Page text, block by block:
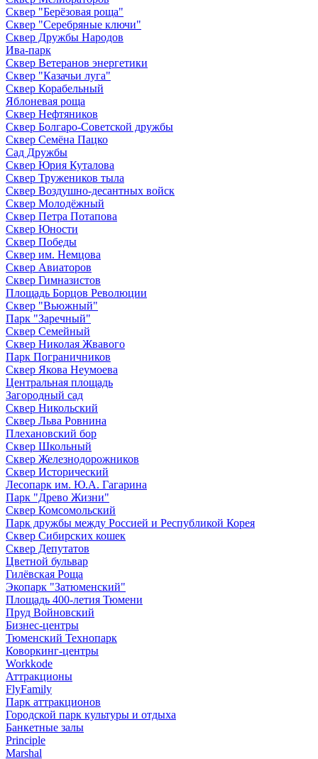
Сквер "Берёзовая роща"
Сквер "Серебряные ключи"
Сквер Дружбы Народов
Ива-парк
Сквер Ветеранов энергетики
Сквер "Казачьи луга"
Сквер Корабельный
Яблоневая роща
Сквер Нефтяников
Сквер Болгаро-Советской дружбы
Сквер Семёна Пацко
Сад Дружбы
Сквер Юрия Куталова
Сквер Тружеников тыла
Сквер Воздушно-десантных войск
Сквер Молодёжный
Сквер Петра Потапова
Сквер Юности
Сквер Победы
Сквер им. Немцова
Сквер Авиаторов
Сквер Гимназистов
Площадь Борцов Революции
Сквер "Вьюжный"
Парк "Заречный"
Сквер Семейный
Сквер Николая Жвавого
Парк Пограничников
Сквер Якова Неумоева
Центральная площадь
Загородный сад
Сквер Никольский
Сквер Льва Ровнина
Плехановский бор
Сквер Школьный
Сквер Железнодорожников
Сквер Исторический
Лесопарк им. Ю.А. Гагарина
Парк "Древо Жизни"
Сквер Комсомольский
Парк дружбы между Россией и Республикой Корея
Сквер Сибирских кошек
Сквер Депутатов
Цветной бульвар
Гилёвская Роща
Экопарк "Затюменский"
Площадь 400-летия Тюмени
Пруд Войновский
Бизнес-центры
Тюменский Технопарк
Коворкинг-центры
Workkode
Аттракционы
FlyFamily
Парк аттракционов
Городской парк культуры и отдыха
Банкетные залы
Principle
Marshal